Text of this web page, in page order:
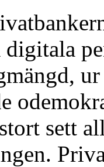
digitala
sett